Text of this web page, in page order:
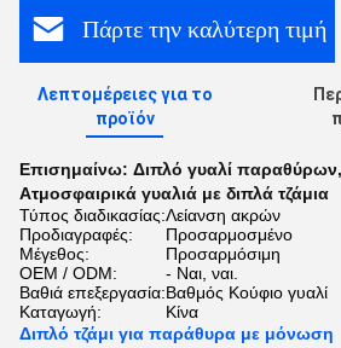
Πάρτε την καλύτερη τιμή
Λεπτομέρειες για το
προϊόν
Επισημαίνω: Διπλό γυαλί παραθύρων,
Ατμοσφαιρικά γυαλιά με διπλά τζάμια
Τύπος διαδικασίας:Λείανση ακρών
Προδιαγραφές:
Προσαρμοσμένο
Μέγεθος:
Προσαρμόσιμη
OEM / ODM:
- Ναι, ναι.
Βαθιά επεξεργασία:Βαθμός Κούφιο γυαλί
Καταγωγή:
Κίνα
Διπλό τζάμι για παράθυρα με μόνωση